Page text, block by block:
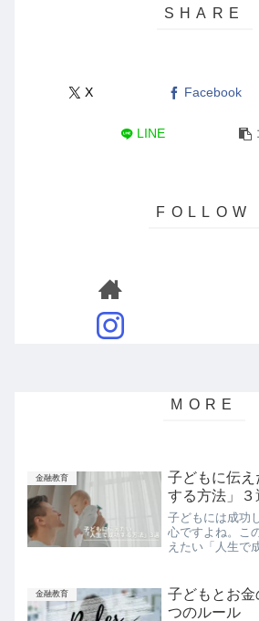
X Facebook
LINE
金融教育
子どもに伝
する方法」３
子どもには成功
心ですよね。こ
えたい「人生で
ことを続ける人
うごく当たり前
金融教育
子どもとお
つのルール